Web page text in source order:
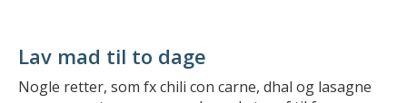
Lav mad til to dage
Nogle retter, som fx chili con carne, dhal og lasagne